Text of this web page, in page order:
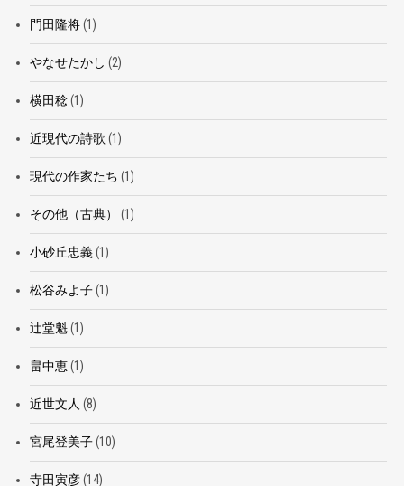
門田隆将(1)
やなせたかし (2)
横田稔(1)
近現代の詩歌 (1)
現代の作家たち (1)
その他（古典） (1)
小砂丘忠義(1)
松谷みよ子(1)
辻堂魁(1)
畠中恵(1)
近世文人 (8)
宮尾登美子(10)
寺田寅彦(14)